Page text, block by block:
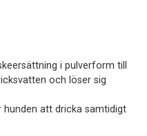
i pulverform till
och löser sig
hunden att dricka samtidigt